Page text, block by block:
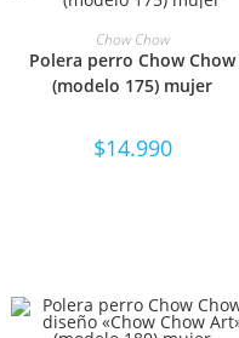
SELECCIONAR
Chow Chow
Polera perro Chow Chow
(modelo 175) mujer
$14.990